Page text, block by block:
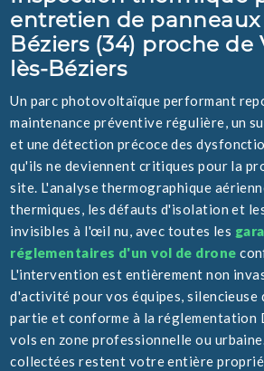
entretien de panneaux
Béziers (34) proche de
lès-Béziers
Un parc photovoltaïque performant
maintenance préventive régulière, un
et une détection précoce des
qu'ils ne deviennent critiques pour la
site. L'analyse thermographique
thermiques, les défauts d'isolation et
invisibles à l'œil nu, avec toutes les
réglementaires d'un vol de drone
L'intervention est entièrement non
d'activité pour vos équipes, silencieuse
partie et conforme à la réglementation
vols en zone professionnelle ou
collectées restent votre entière